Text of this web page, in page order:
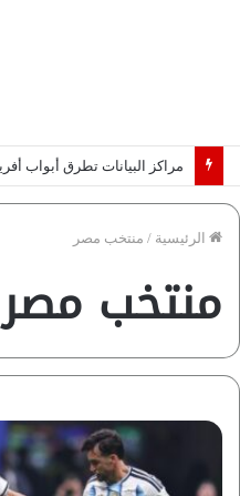
الرئيسية / منتخب مصر
منتخب مصر